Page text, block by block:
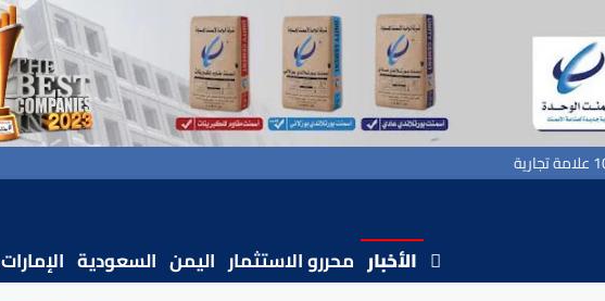
الأخبار محررو الاستثمار اليمن السعودية الإمارات